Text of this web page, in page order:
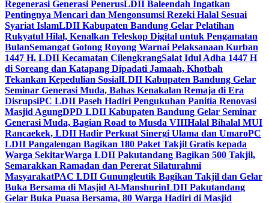
Regenerasi Generasi PenerusLDII Baleendah Ingatkan
Pentingnya Mencari dan Mengonsumsi Rezeki Halal Sesuai
Syariat IslamLDII Kabupaten Bandung Gelar Pelatihan
Rukyatul Hilal, Kenalkan Teleskop Digital untuk Pengamatan
BulanSemangat Gotong Royong Warnai Pelaksanaan Kurban
1447 H. LDII Kecamatan CilengkrangSalat Idul Adha 1447 H
di Soreang dan Katapang Dipadati Jamaah, Khotbah
Tekankan Kepedulian SosialLDII Kabupaten Bandung Gelar
Seminar Generasi Muda, Bahas Kenakalan Remaja di Era
DisrupsiPC LDII Paseh Hadiri Pengukuhan Panitia Renovasi
Masjid AgungDPD LDII Kabupaten Bandung Gelar Seminar
Generasi Muda, Bagian Road to Musda VIIIHalal Bihalal MUI
Rancaekek, LDII Hadir Perkuat Sinergi Ulama dan UmaroPC
LDII Pangalengan Bagikan 180 Paket Takjil Gratis kepada
Warga SekitarWarga LDII Pakutandang Bagikan 500 Takjil,
Semarakkan Ramadan dan Pererat Silaturahmi
MasyarakatPAC LDII Gunungleutik Bagikan Takjil dan Gelar
Buka Bersama di Masjid Al-ManshurinLDII Pakutandang
Gelar Buka Puasa Bersama, 80 Warga Hadiri di Masjid